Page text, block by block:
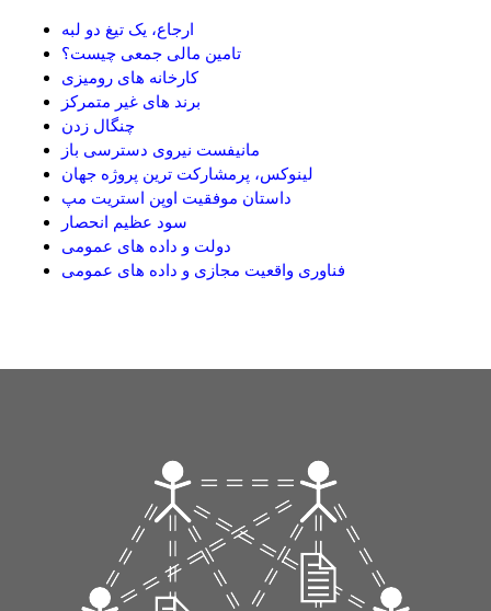
ارجاع، یک تیغ دو لبه
تامین مالی جمعی چیست؟
کارخانه های رومیزی
برند های غیر متمرکز
چنگال زدن
مانیفست نیروی دسترسی باز
لینوکس، پرمشارکت ترین پروژه جهان
داستان موفقیت اوپن استریت مپ
سود عظیم انحصار
دولت و داده های عمومی
فناوری واقعیت مجازی و داده های عمومی